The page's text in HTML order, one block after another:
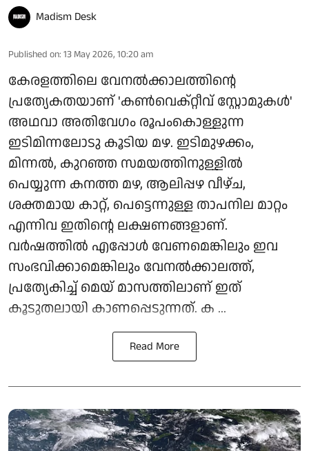
Madism Desk
Published on: 13 May 2026, 10:20 am
കേരളത്തിലെ വേനൽക്കാലത്തിന്റെ
പ്രത്യേകതയാണ് 'കൺവെക്റ്റീവ് സ്റ്റോമുകൾ'
അഥവാ അതിവേഗം രൂപംകൊള്ളുന്ന
ഇടിമിന്നലോടു കൂടിയ മഴ. ഇടിമുഴക്കം,
മിന്നൽ, കുറഞ്ഞ സമയത്തിനുള്ളിൽ
പെയ്യുന്ന കനത്ത മഴ, ആലിപ്പഴ വീഴ്ച,
ശക്തമായ കാറ്റ്, പെട്ടെന്നുള്ള താപനില മാറ്റം
എന്നിവ ഇതിന്റെ ലക്ഷണങ്ങളാണ്.
വർഷത്തിൽ എപ്പോൾ വേണമെങ്കിലും ഇവ
സംഭവിക്കാമെങ്കിലും വേനൽക്കാലത്ത്,
പ്രത്യേകിച്ച് മെയ് മാസത്തിലാണ് ഇത്
കൂടുതലായി കാണപ്പെടുന്നത്. ക ...
Read More